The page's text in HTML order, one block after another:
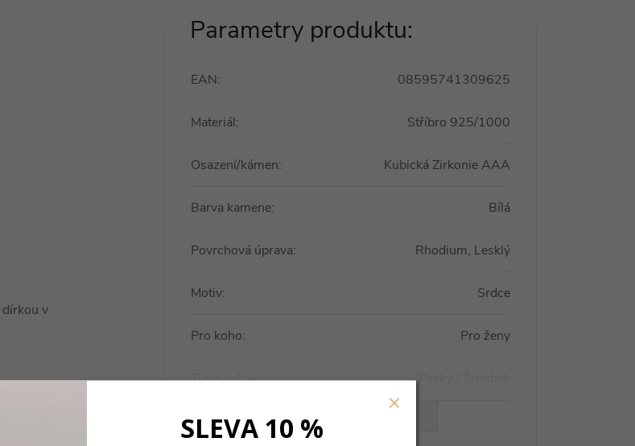
v
Parametry produktu:
EAN: 08595741309625
Materiál: Stříbro 925/1000
Osazení/kámen: Kubická Zirkonie AAA
Barva kamene: Bílá
Povrchová úprava: Rhodium, Lesklý
Motiv: Srdce
Pro koho: Pro ženy
Typ náušnice:
SLEVA 10 %